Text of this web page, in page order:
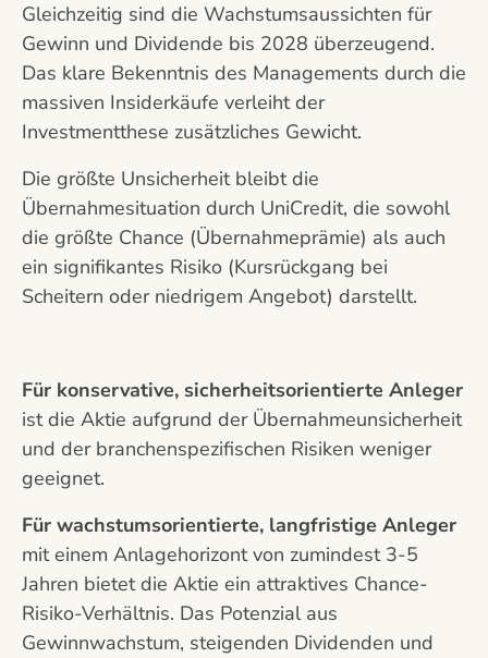
Gleichzeitig sind die Wachstumsaussichten für
Gewinn und Dividende bis 2028 überzeugend.
Das klare Bekenntnis des Managements durch die
massiven Insiderkäufe verleiht der
Investmentthese zusätzliches Gewicht.
Die größte Unsicherheit bleibt die
Übernahmesituation durch UniCredit, die sowohl
die größte Chance (Übernahmeprämie) als auch
ein signifikantes Risiko (Kursrückgang bei
Scheitern oder niedrigem Angebot) darstellt.
Für konservative, sicherheitsorientierte Anleger
ist die Aktie aufgrund der Übernahmeunsicherheit
und der branchenspezifischen Risiken weniger
geeignet.
Für wachstumsorientierte, langfristige Anleger
mit einem Anlagehorizont von zumindest 3-5
Jahren bietet die Aktie ein attraktives Chance-
Risiko-Verhältnis. Das Potenzial aus
Gewinnwachstum, steigenden Dividenden und